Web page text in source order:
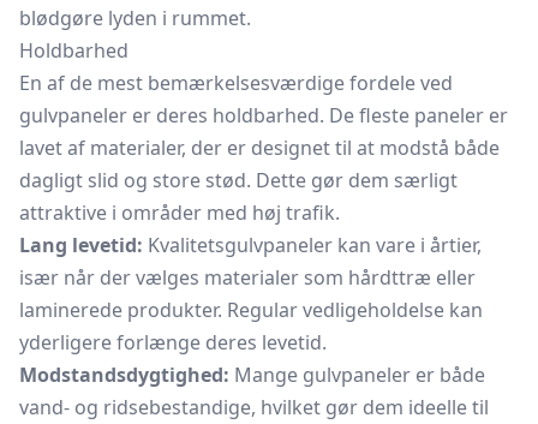
blødgøre lyden i rummet.
Holdbarhed
En af de mest bemærkelsesværdige fordele ved
gulvpaneler er deres holdbarhed. De fleste paneler er
lavet af materialer, der er designet til at modstå både
dagligt slid og store stød. Dette gør dem særligt
attraktive i områder med høj trafik.
Lang levetid: Kvalitetsgulvpaneler kan vare i årtier,
især når der vælges materialer som hårdttræ eller
laminerede produkter. Regular vedligeholdelse kan
yderligere forlænge deres levetid.
Modstandsdygtighed: Mange gulvpaneler er både
vand- og ridsebestandige, hvilket gør dem ideelle til